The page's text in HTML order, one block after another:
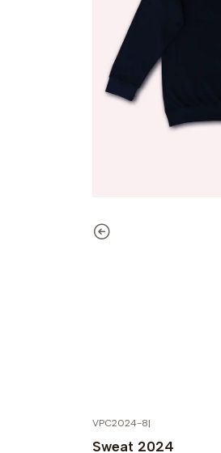
VPC2024-8|
Sweat 2024